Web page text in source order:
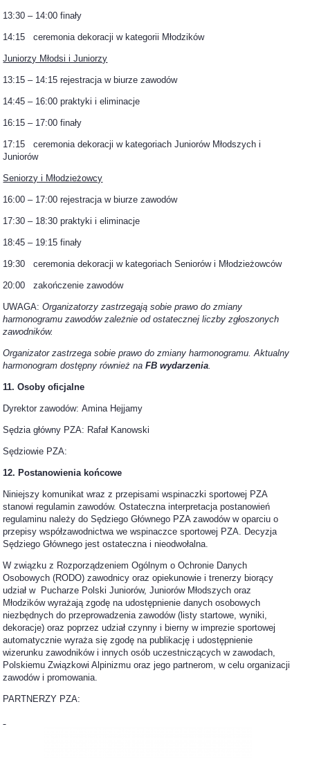
13:30 – 14:00 finały
14:15 ceremonia dekoracji w kategorii Młodzików
Juniorzy Młodsi i Juniorzy
13:15 – 14:15 rejestracja w biurze zawodów
14:45 – 16:00 praktyki i eliminacje
16:15 – 17:00 finały
17:15 ceremonia dekoracji w kategoriach Juniorów Młodszych i
Juniorów
Seniorzy i Młodzieżowcy
16:00 – 17:00 rejestracja w biurze zawodów
17:30 – 18:30 praktyki i eliminacje
18:45 – 19:15 finały
19:30 ceremonia dekoracji w kategoriach Seniorów i Młodzieżowców
20:00 zakończenie zawodów
UWAGA:Organizatorzy zastrzegają sobie prawo do zmiany
harmonogramu zawodów zależnie od ostatecznej liczby zgłoszonych
zawodników.
Organizator zastrzega sobie prawo do zmiany harmonogramu. Aktualny
harmonogram dostępny również naFB wydarzenia
11. Osoby oficjalne
Dyrektor zawodów: Amina Hejjamy
Sędzia główny PZA: Rafał Kanowski
Sędziowie PZA:
12. Postanowienia końcowe
Niniejszy komunikat wraz z przepisami wspinaczki sportowej PZA
stanowi regulamin zawodów. Ostateczna interpretacja postanowień
regulaminu należy do Sędziego Głównego PZA zawodów w oparciu o
przepisy współzawodnictwa we wspinaczce sportowej PZA. Decyzja
Sędziego Głównego jest ostateczna i nieodwołalna.
W związku z Rozporządzeniem Ogólnym o Ochronie Danych
Osobowych (RODO) zawodnicy oraz opiekunowie i trenerzy biorący
udział w Pucharze Polski Juniorów, Juniorów Młodszych oraz
Młodzików wyrażają zgodę na udostępnienie danych osobowych
niezbędnych do przeprowadzenia zawodów (listy startowe, wyniki,
dekoracje) oraz poprzez udział czynny i bierny w imprezie sportowej
automatycznie wyraża się zgodę na publikację i udostępnienie
wizerunku zawodników i innych osób uczestniczących w zawodach,
Polskiemu Związkowi Alpinizmu oraz jego partnerom, w celu organizacji
zawodów i promowania.
PARTNERZY PZA: